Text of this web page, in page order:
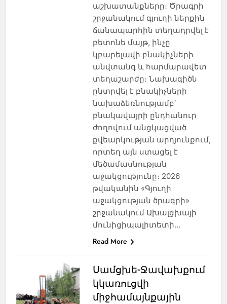
աշխատանքները։ Ծրագրի
շրջանակում գյուղի ներքին
ճանապարհին տեղադրվել է
բետոնե մայթ, ինչը
կբարելավի բնակիչների
անվտանգ և հարմարավետ
տեղաշարժը։ Նախագիծն
ընտրվել է բնակիչների
նախաձեռնությամբ՝
բնակավայրի ընդհանուր
ժողովում անցկացված
քվեարկության արդյունքում,
որտեղ այն ստացել է
մեծամասնության
աջակցությունը։ 2026
թվականին «Գյուղի
աջակցության ծրագրի»
շրջանակում Ախալցխայի
մունիցիպալիտետի…
Read More
Սամցխե-Ջավախքում
կկառուցվի
միջհամայնքային